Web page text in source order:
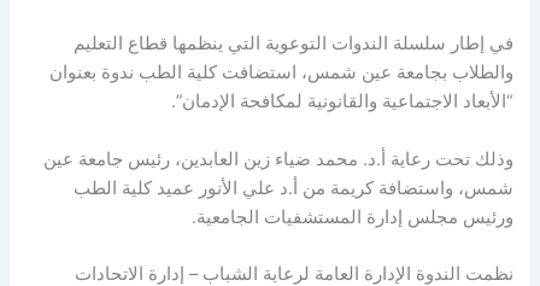
في إطار سلسلة الندوات التوعوية التي ينظمها قطاع التعليم
والطلاب بجامعة عين شمس، استضافت كلية الطب ندوة بعنوان
“الأبعاد الاجتماعية والقانونية لمكافحة الإدمان”.
وذلك تحت رعاية أ.د. محمد ضياء زين العابدين، رئيس جامعة عين
شمس، واستضافة كريمة من أ.د علي الأنور عميد كلية الطب
ورئيس مجلس إدارة المستشفيات الجامعية.
نظمت الندوة الإدارة العامة لرعاية الشباب – إدارة الاتحادات